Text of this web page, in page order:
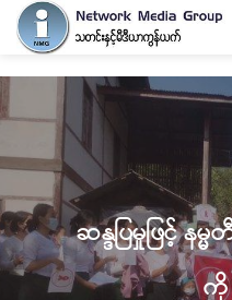
ဆန္ဒပြမှုဖြင့် န
ကို